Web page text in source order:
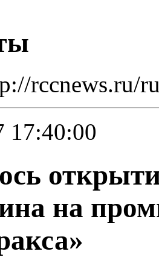
rccnews.ru/
17:40:00
на